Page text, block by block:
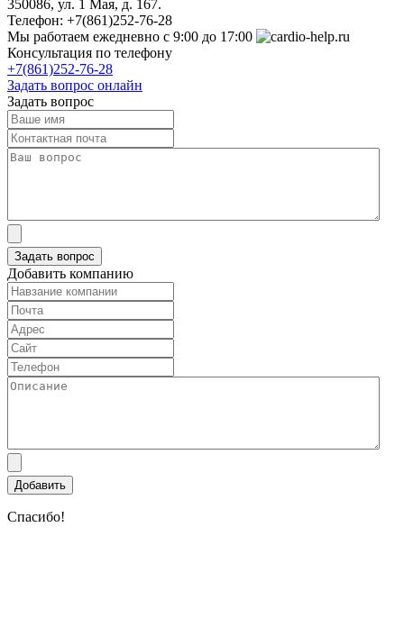
350086, ул. 1 Мая, д. 167.
Телефон: +7(861)252-76-28
Мы работаем ежедневно с 9:00 до 17:00
Консультация по телефону
+7(861)252-76-28
Задать вопрос онлайн
Задать вопрос
Добавить компанию
Спасибо!